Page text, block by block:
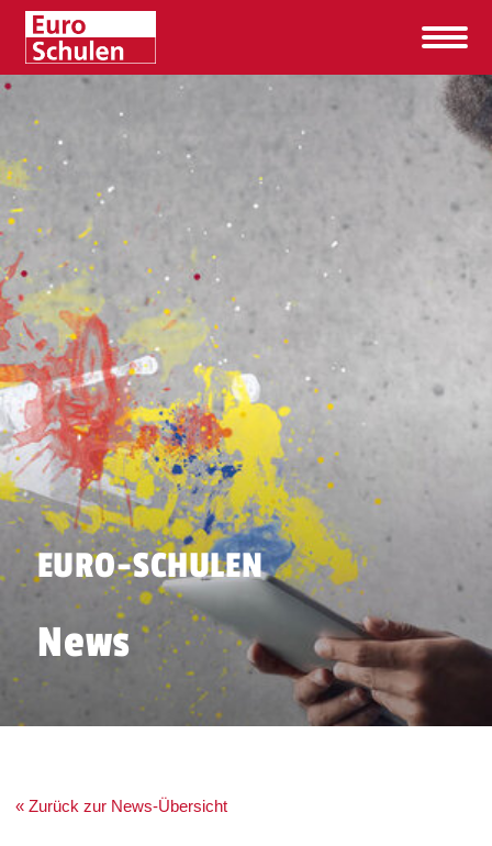
EURO-SCHULEN
News
« Zurück zur News-Übersicht